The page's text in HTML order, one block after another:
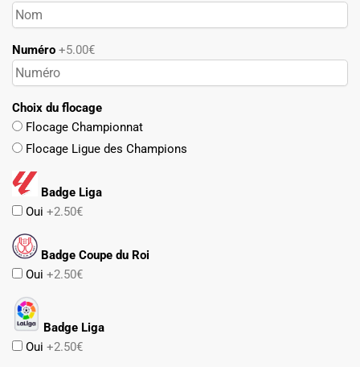
Numéro +5.00€
Choix du flocage
Flocage Championnat
Flocage Ligue des Champions
Badge Liga
Oui +2.50€
Badge Coupe du Roi
Oui +2.50€
Badge Liga
Oui +2.50€